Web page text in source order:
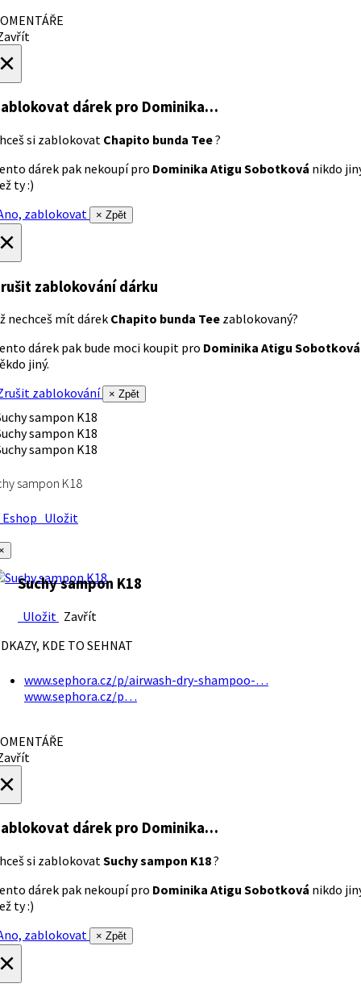
dárek pro Dominika…
si zablokovat Chapito bunda Tee?
dárek pak nekoupí pro Dominika Atigu Sobotková nikdo
ty :)
zablokovat
× Zpět
zablokování dárku
nechceš mít dárek Chapito bunda Tee zablokovaný?
dárek pak bude moci koupit pro Dominika Atigu Sobotková
jiný.
zablokování
× Zpět
sampon K18
Uložit
Suchy sampon K18
Uložit Zavřít
KDE TO SEHNAT
www.sephora.cz/p/airwash-dry-shampoo-…
www.sephora.cz/p…
dárek pro Dominika…
si zablokovatSuchy sampon K18?
dárek pak nekoupí pro Dominika Atigu Sobotková nikdo
ty :)
zablokovat
× Zpět